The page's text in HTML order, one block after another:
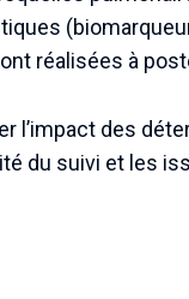
réalisées à
l’impact des
du suivi et les